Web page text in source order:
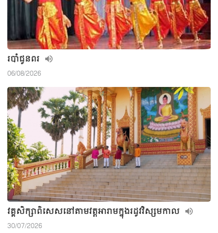
របាំជូនពរ
06/08/2026
វគ្គសិក្សាពិសេសនៅតាមវត្តអារាមក្នុងរដូវវិស្សមកាល
30/07/2026